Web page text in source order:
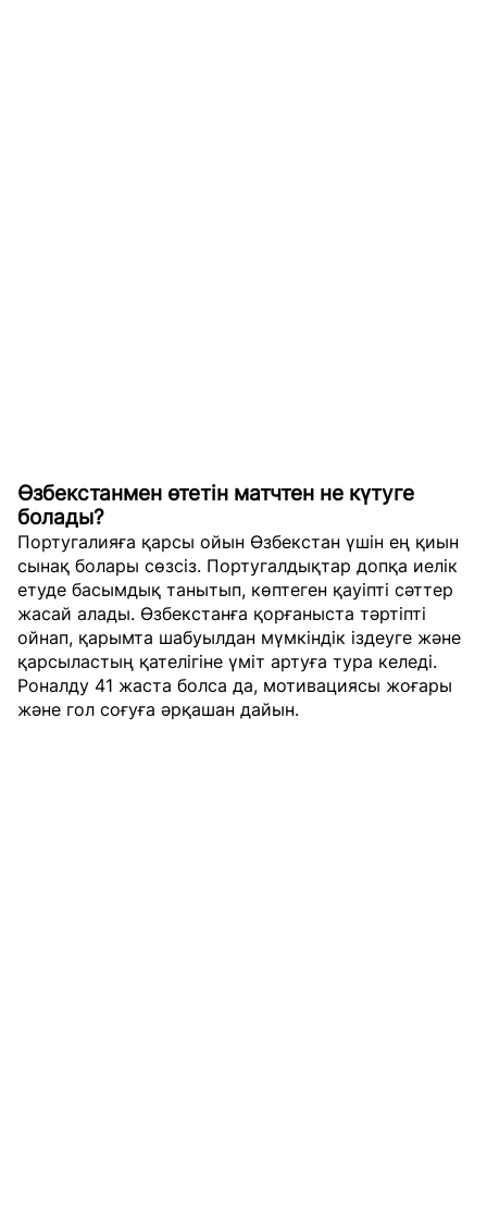
Өзбекстанмен өтетін матчтен не күтуге
болады?
Португалияға қарсы ойын Өзбекстан үшін ең қиын
сынақ болары сөзсіз. Португалдықтар допқа иелік
етуде басымдық танытып, көптеген қауіпті сәттер
жасай алады. Өзбекстанға қорғаныста тәртіпті
ойнап, қарымта шабуылдан мүмкіндік іздеуге және
қарсыластың қателігіне үміт артуға тура келеді.
Роналду 41 жаста болса да, мотивациясы жоғары
және гол соғуға әрқашан дайын.